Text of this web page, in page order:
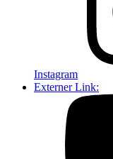
Instagram
Externer Link: